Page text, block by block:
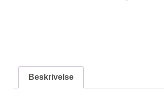
Beskrivelse